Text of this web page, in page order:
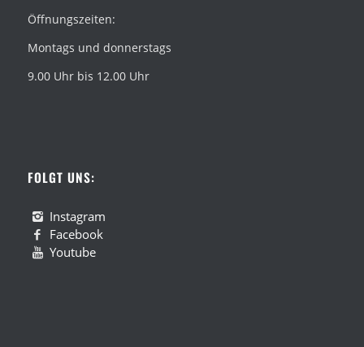
Öffnungszeiten:
Montags und donnerstags
9.00 Uhr bis 12.00 Uhr
FOLGT UNS:
Instagram
Facebook
Youtube